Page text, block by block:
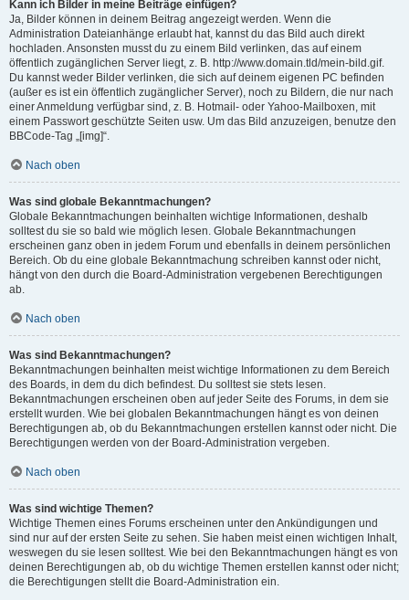
Kann ich Bilder in meine Beiträge einfügen?
Ja, Bilder können in deinem Beitrag angezeigt werden. Wenn die
Administration Dateianhänge erlaubt hat, kannst du das Bild auch direkt
hochladen. Ansonsten musst du zu einem Bild verlinken, das auf einem
öffentlich zugänglichen Server liegt, z. B. http://www.domain.tld/mein-bild.gif.
Du kannst weder Bilder verlinken, die sich auf deinem eigenen PC befinden
(außer es ist ein öffentlich zugänglicher Server), noch zu Bildern, die nur nach
einer Anmeldung verfügbar sind, z. B. Hotmail- oder Yahoo-Mailboxen, mit
einem Passwort geschützte Seiten usw. Um das Bild anzuzeigen, benutze den
BBCode-Tag „[img]“.
Nach oben
Was sind globale Bekanntmachungen?
Globale Bekanntmachungen beinhalten wichtige Informationen, deshalb
solltest du sie so bald wie möglich lesen. Globale Bekanntmachungen
erscheinen ganz oben in jedem Forum und ebenfalls in deinem persönlichen
Bereich. Ob du eine globale Bekanntmachung schreiben kannst oder nicht,
hängt von den durch die Board-Administration vergebenen Berechtigungen
ab.
Nach oben
Was sind Bekanntmachungen?
Bekanntmachungen beinhalten meist wichtige Informationen zu dem Bereich
des Boards, in dem du dich befindest. Du solltest sie stets lesen.
Bekanntmachungen erscheinen oben auf jeder Seite des Forums, in dem sie
erstellt wurden. Wie bei globalen Bekanntmachungen hängt es von deinen
Berechtigungen ab, ob du Bekanntmachungen erstellen kannst oder nicht. Die
Berechtigungen werden von der Board-Administration vergeben.
Nach oben
Was sind wichtige Themen?
Wichtige Themen eines Forums erscheinen unter den Ankündigungen und
sind nur auf der ersten Seite zu sehen. Sie haben meist einen wichtigen Inhalt,
weswegen du sie lesen solltest. Wie bei den Bekanntmachungen hängt es von
deinen Berechtigungen ab, ob du wichtige Themen erstellen kannst oder nicht;
die Berechtigungen stellt die Board-Administration ein.